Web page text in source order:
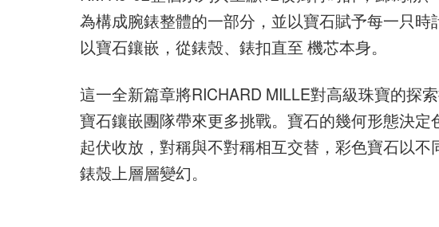
為構成腕錶整體的一部分，並以寶石賦予每一只
以寶石鑲嵌，從錶殼、錶扣直至 機芯本身。
這一全新篇章將RICHARD MILLE對高級珠寶的探
寶石鑲嵌團隊帶來更多挑戰。寶石的幾何形態決
起伏收放，對稱與不對稱相互交替，彩色寶石以
錶殼上層層變幻。